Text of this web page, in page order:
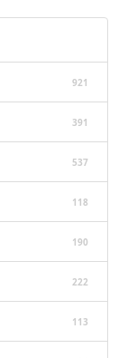
921
391
537
118
190
222
113